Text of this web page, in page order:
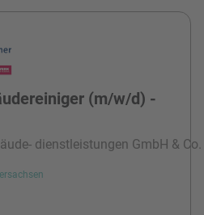
(m/w/d) -
dienstleistungen GmbH & Co.